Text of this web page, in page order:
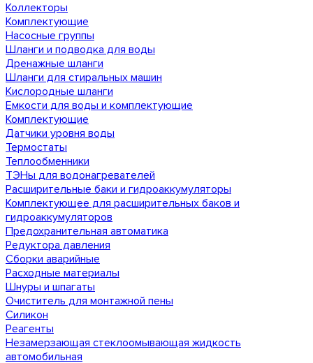
Коллекторы
Комплектующие
Насосные группы
Шланги и подводка для воды
Дренажные шланги
Шланги для стиральных машин
Кислородные шланги
Емкости для воды и комплектующие
Комплектующие
Датчики уровня воды
Термостаты
Теплообменники
ТЭНы для водонагревателей
Расширительные баки и гидроаккумуляторы
Комплектующее для расширительных баков и
гидроаккумуляторов
Предохранительная автоматика
Редуктора давления
Сборки аварийные
Расходные материалы
Шнуры и шпагаты
Очиститель для монтажной пены
Силикон
Реагенты
Незамерзающая стеклоомывающая жидкость
автомобильная